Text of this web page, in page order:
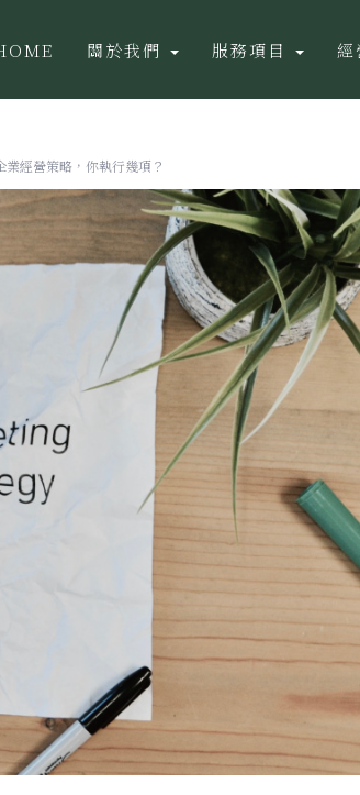
關於我們 服務項目
經營策略，你執行幾項？